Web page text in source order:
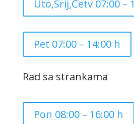
Uto,Srij,Četv 07:00 –
Pet 07:00 – 14:00 h
Rad sa strankama
Pon 08:00 – 16:00 h